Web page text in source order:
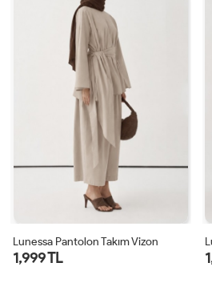
Lunessa Pantolon Takım Vizon
1,999 TL